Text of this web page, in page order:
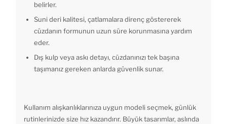
belirler.
Suni deri kalitesi, çatlamalara direnç göstererek
cüzdanın formunun uzun süre korunmasına yardım
eder.
Dış kulp veya askı detayı, cüzdanınızı tek başına
taşımanız gereken anlarda güvenlik sunar.
Kullanım alışkanlıklarınıza uygun modeli seçmek, günlük
rutinlerinizde size hız kazandırır. Büyük tasarımlar, aslında